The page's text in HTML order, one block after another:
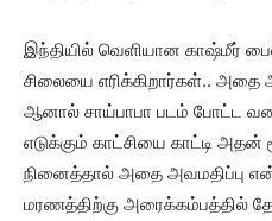
இந்தியில் வெளியான காஷ்மீர்
சிலையை எரிக்கிறார்கள்.. அதை
ஆனால் சாய்பாபா படம் போட்ட
எடுக்கும் காட்சியை காட்டி அதன்
நினைத்தால் அதை அவமதிப்பு
மரணத்திற்கு அரைக்கம்பத்தில்